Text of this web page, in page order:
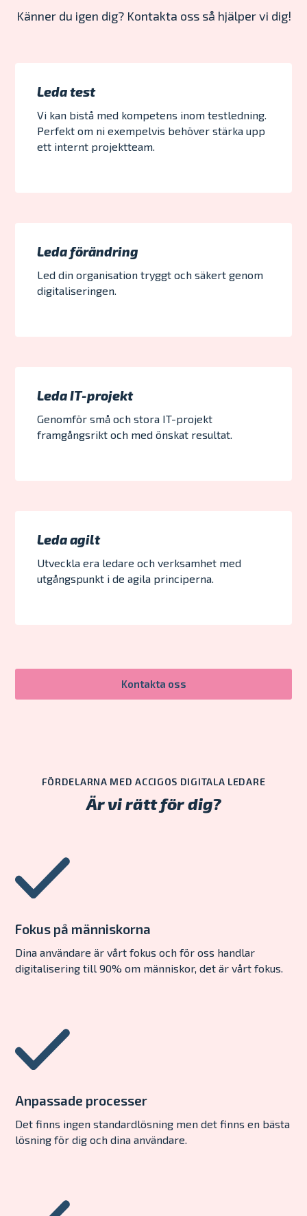
Känner du igen dig? Kontakta oss så hjälper vi dig!
Leda test
Vi kan bistå med kompetens inom testledning.
Perfekt om ni exempelvis behöver stärka upp
ett internt projektteam.
Leda förändring
Led din organisation tryggt och säkert genom
digitaliseringen.
Leda IT-projekt
Genomför små och stora IT-projekt
framgångsrikt och med önskat resultat.
Leda agilt
Utveckla era ledare och verksamhet med
utgångspunkt i de agila principerna.
Kontakta oss
FÖRDELARNA MED ACCIGOS DIGITALA LEDARE
Är vi rätt för dig?
Fokus på människorna
Dina användare är vårt fokus och för oss handlar
digitalisering till 90% om människor, det är vårt fokus.
Anpassade processer
Det finns ingen standardlösning men det finns en bästa
lösning för dig och dina användare.